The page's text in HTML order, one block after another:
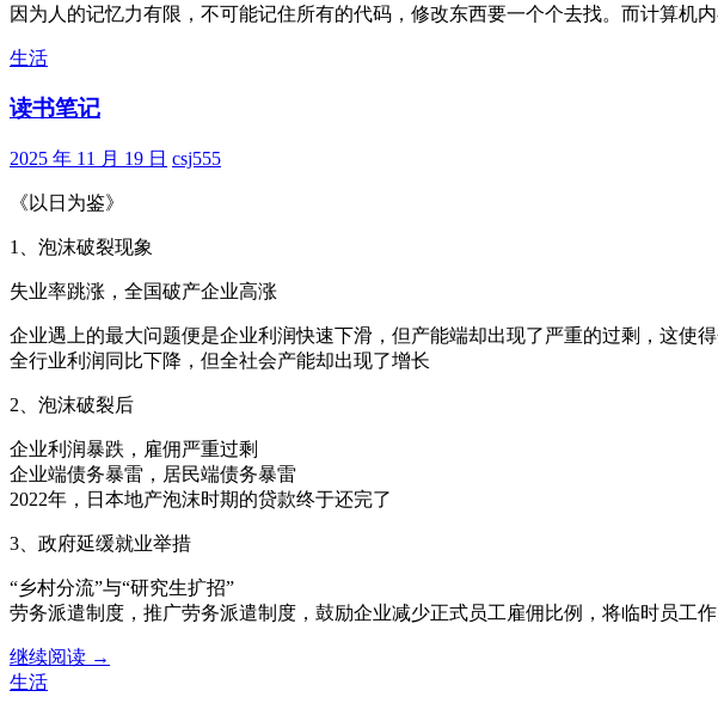
因为人的记忆力有限，不可能记住所有的代码，修改东西要一个个去找。而计算机
生活
读书笔记
2025 年 11 月 19 日 csj555
《以日为鉴》
1、泡沫破裂现象
失业率跳涨，全国破产企业高涨
企业遇上的最大问题便是企业利润快速下滑，但产能端却出现了严重的过剩，这使
全行业利润同比下降，但全社会产能却出现了增长
2、泡沫破裂后
企业利润暴跌，雇佣严重过剩
企业端债务暴雷，居民端债务暴雷
2022年，日本地产泡沫时期的贷款终于还完了
3、政府延缓就业举措
“乡村分流”与“研究生扩招”
劳务派遣制度，推广劳务派遣制度，鼓励企业减少正式员工雇佣比例，将临时员工
继续阅读读
→
生活